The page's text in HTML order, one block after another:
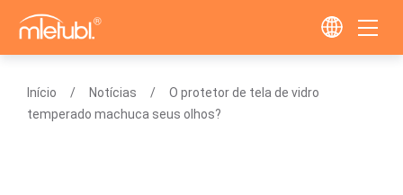
Início Notícias
O protetor de tela de vidro
temperado machuca seus olhos?